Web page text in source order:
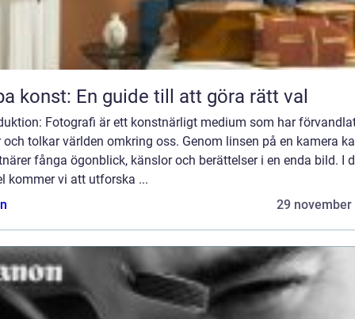
konst: En guide till att göra rätt val
Fotografi är ett konstnärligt medium som har
och tolkar världen omkring oss. Genom linsen på en kamera
fånga ögonblick, känslor och berättelser i en enda bild. I
kommer vi att utforska ...
29 november